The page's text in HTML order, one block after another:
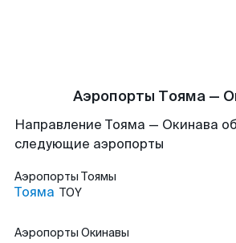
Аэропорты Тояма —
Направление Тояма — Окинава
следующие аэропорты
Аэропорты Тоямы
Тояма TOY
Аэропорты Окинавы